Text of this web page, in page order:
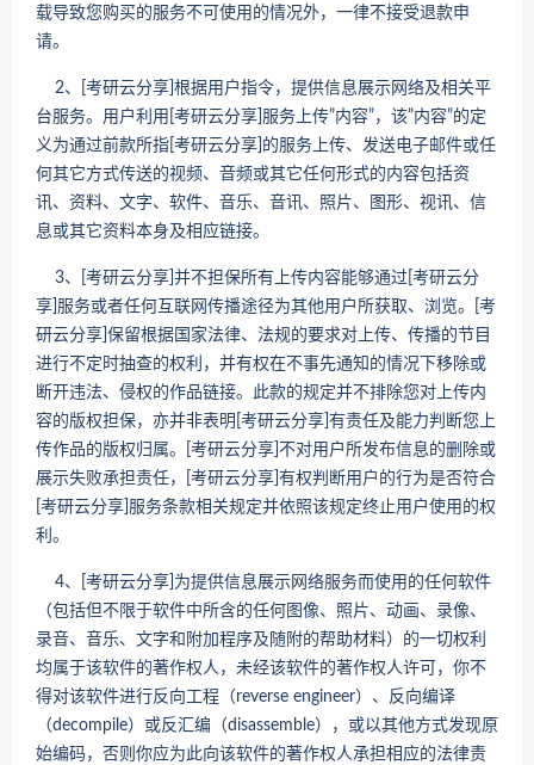
载导致您购买的服务不可使用的情况外，一律不接受退款申
请。
2、[考研云分享]根据用户指令，提供信息展示网络及相关平
台服务。用户利用[考研云分享]服务上传”内容”，该”内容”的定
义为通过前款所指[考研云分享]的服务上传、发送电子邮件或任
何其它方式传送的视频、音频或其它任何形式的内容包括资
讯、资料、文字、软件、音乐、音讯、照片、图形、视讯、信
息或其它资料本身及相应链接。
3、[考研云分享]并不担保所有上传内容能够通过[考研云分
享]服务或者任何互联网传播途径为其他用户所获取、浏览。[考
研云分享]保留根据国家法律、法规的要求对上传、传播的节目
进行不定时抽查的权利，并有权在不事先通知的情况下移除或
断开违法、侵权的作品链接。此款的规定并不排除您对上传内
容的版权担保，亦并非表明[考研云分享]有责任及能力判断您上
传作品的版权归属。[考研云分享]不对用户所发布信息的删除或
展示失败承担责任，[考研云分享]有权判断用户的行为是否符合
[考研云分享]服务条款相关规定并依照该规定终止用户使用的权
利。
4、[考研云分享]为提供信息展示网络服务而使用的任何软件
（包括但不限于软件中所含的任何图像、照片、动画、录像、
录音、音乐、文字和附加程序及随附的帮助材料）的一切权利
均属于该软件的著作权人，未经该软件的著作权人许可，你不
得对该软件进行反向工程（reverse engineer）、反向编译
（decompile）或反汇编（disassemble），或以其他方式发现原
始编码，否则你应为此向该软件的著作权人承担相应的法律责